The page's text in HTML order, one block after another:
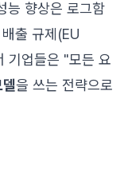
능 향상은 로그함
출 규제(EU
기업들은 "모든 요
을 쓰는 전략으로